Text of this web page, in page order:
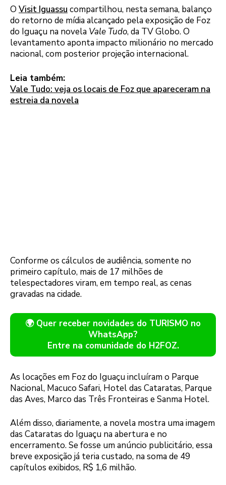
O Visit Iguassu compartilhou, nesta semana, balanço
do retorno de mídia alcançado pela exposição de Foz
do Iguaçu na novela Vale Tudo, da TV Globo. O
levantamento aponta impacto milionário no mercado
nacional, com posterior projeção internacional.
Leia também:
Vale Tudo: veja os locais de Foz que apareceram na
estreia da novela
Conforme os cálculos de audiência, somente no
primeiro capítulo, mais de 17 milhões de
telespectadores viram, em tempo real, as cenas
gravadas na cidade.
🌍 Quer receber novidades do TURISMO no
WhatsApp?
Entre na comunidade do H2FOZ.
As locações em Foz do Iguaçu incluíram o Parque
Nacional, Macuco Safari, Hotel das Cataratas, Parque
das Aves, Marco das Três Fronteiras e Sanma Hotel.
Além disso, diariamente, a novela mostra uma imagem
das Cataratas do Iguaçu na abertura e no
encerramento. Se fosse um anúncio publicitário, essa
breve exposição já teria custado, na soma de 49
capítulos exibidos, R$ 1,6 milhão.